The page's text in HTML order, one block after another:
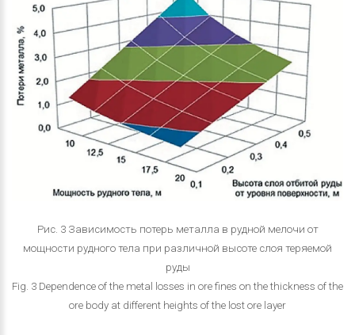
Рис. 3 Зависимость потерь металла в рудной мелочи от
мощности рудного тела при различной высоте слоя теряемой
руды
Fig. 3 Dependence of the metal losses in ore fines on the thickness of the
ore body at different heights of the lost ore layer